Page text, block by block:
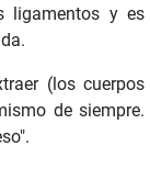
ligamentos y es
(los cuerpos
de siempre.